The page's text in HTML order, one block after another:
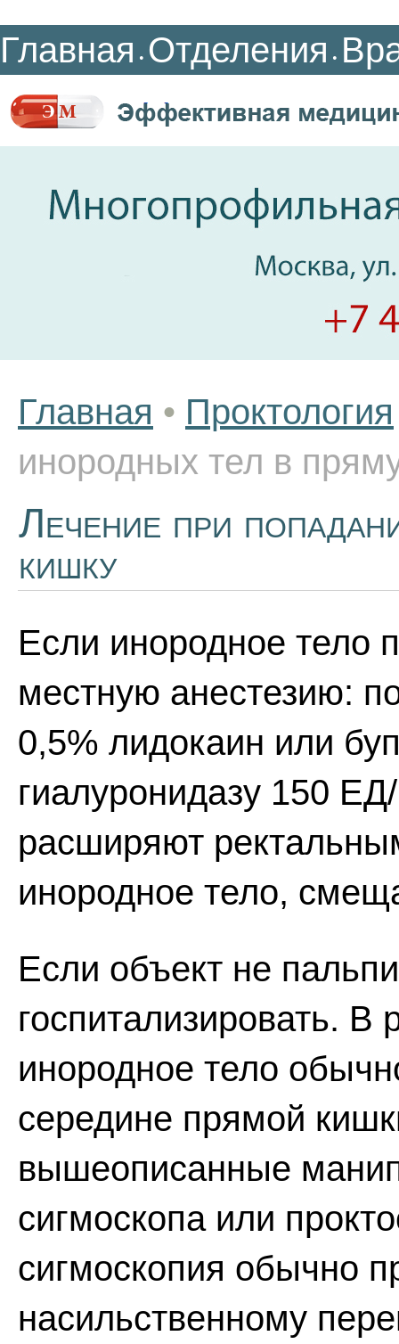
Главная • Отделения •
Главная • Проктология
инородных тел в
Лечение при
кишку
Если инородное тело
местную анестезию:
0,5% лидокаин или
гиалуронидазу 150
расширяют
инородное тело,
Если объект не
госпитализировать. В
инородное тело
середине прямой
вышеописанные
сигмоскопа или
сигмоскопия обычно
насильственному